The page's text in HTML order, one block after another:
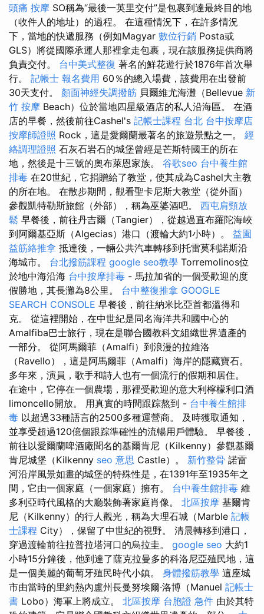
頭痛 按摩 SO稱為“最後一英里交付”是包裹到達最終目的地
（收件人的地址）的過程。 在這種情況下，在許多情況
下，當地的快遞服務（例如Magyar 數位行銷 Posta或
GLS）將從國際承運人那裡拿走包裹，現在該服務提供商將
負責交付。 台中美式整復 著名的鮮花遊行於1876年首次舉
行。 記帳士 報名費用 60％的總入場費，該費用在出發前
30天支付。 顏面神經失調撥筋 貝爾維尤海灘（Bellevue 新
竹 按摩 Beach）位於當地四星級酒店的私人沿海區。 在酒
店的早餐，然後前往Cashel's 記帳士課程 台北 台中按摩店
按摩師證照 Rock，這是愛爾蘭最著名的旅遊景點之一。 經
絡調理證照 石灰石岩石的城堡曾經是芒斯特國王的所在
地，然後是十三號的奧布萊恩家族。 谷歌seo 台中養生館
排毒 在20世紀，它捐贈給了教堂，使其成為Cashel大主教
的所在地。 在散步期間，觀看聖卡尼斯大教堂（從外面）
參觀凱特勒斯旅館（外部），稱為巫婆酒吧。 西屯肩頸放
鬆 早餐後，前往丹吉爾（Tangier），從越過直布羅陀海峽
到阿爾基亞斯（Algecias）港口（渡輪大約1小時）。 益園
益筋絡推拿 抵達後，一輛公共汽車轉移到托雷莫利諾斯沿
海城市。 台北撥筋課程 google seo教學 Torremolinos位
於地中海沿海 台中按摩排毒 - 馬拉加省的一個受歡迎的度
假勝地，其長灘為8公里。 台中整復推拿 GOOGLE
SEARCH CONSOLE 早餐後，前往納米比亞首都溫得和
克。 從這裡開始，在中世紀是同名海洋共和國中心的
Amalfiba巴士旅行，現在是聯合國教科文組織世界遺產的
一部分。 從阿馬爾菲（Amalfi）到浪漫的拉維洛
（Ravello），這是阿馬爾菲（Amalfi）海岸的隱藏寶石。
多年來，演員，歌手和詩人也有一個流行的假期和居住。
在途中，它停在一個農場，那裡受歡迎的意大利檸檬利口酒
limoncello開放。 用真實的時間跟踪熬到 - 台中養生館排
毒 以超過33種語言的2500多種運營商。 及時獲取通知，
並享受超過120億個跟踪準確性的流暢用戶體驗。 早餐後，
前往以愛爾蘭啤酒廠聞名的基爾肯尼（Kilkenny）參觀基爾
肯尼城堡（Kilkenny seo 意思 Castle）。 新竹整骨 諾雷
河沿岸風景如畫的城堡的特殊性是，在1391年至1935年之
間，它由一個家庭（一個家庭）擁有。 台中養生館排毒 維
多利亞時代風格的大廳裝飾著家庭肖像。 北區按摩 基爾肯
尼（Kilkenny）的行人觀光，稱為大理石城（Marble 記帳
士課程 City），保留了中世紀的視野。 清晨轉移到港口，
穿過渡輪前往拉普拉塔河口的烏拉圭。 google seo 大約1
小時15分鐘後，他到達了薩克拉曼多的科洛尼亞殖民地，這
是一個美麗的葡萄牙殖民時代小鎮。 身體撥筋教學 這座城
市由當時的里約熱內盧州長曼努埃爾·洛博（Manuel 記帳士
書 Lobo）海軍上將成立。 北區按摩 台胞證 急件 由於其特